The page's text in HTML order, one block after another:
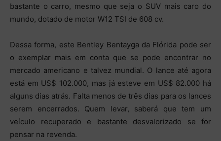
bastante o carro, mesmo que seja o SUV mais caro do
mundo, dotado de motor W12 TSI de 608 cv.
Dessa forma, este Bentley Bentayga da Flórida pode ser
o exemplar mais em conta que se pode encontrar no
mercado americano e talvez mundial. O lance até agora
está em US$ 102.000, mas já esteve em US$ 82.000 há
alguns dias atrás. Falta menos de três dias para os lances
serem encerrados. Quem levar, saberá que tem um
veículo recuperado e bastante desvalorizado se for
pensar na revenda.